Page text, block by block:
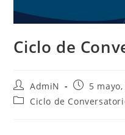
Ciclo de
Autor
de
la
AdmiN
Entrada
publicada:
5
Categoría
Ciclo de